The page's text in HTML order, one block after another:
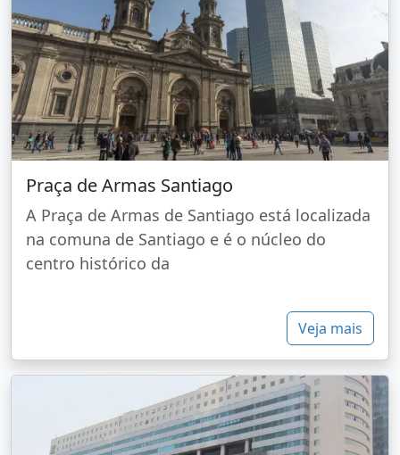
Praça de Armas Santiago
A Praça de Armas de Santiago está localizada
na comuna de Santiago e é o núcleo do
centro histórico da
Veja mais